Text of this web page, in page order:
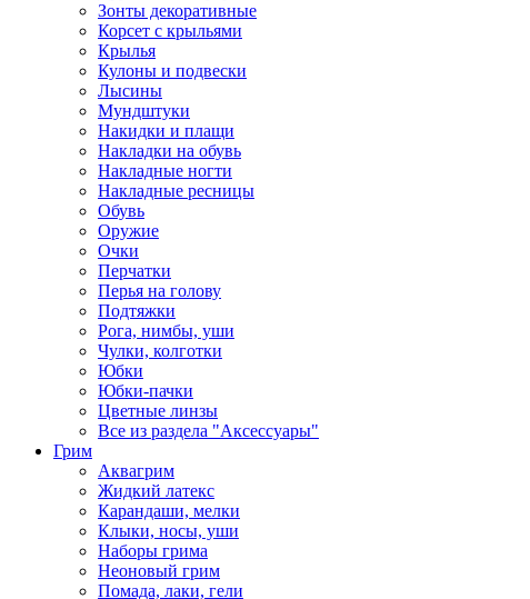
Зонты декоративные
Корсет с крыльями
Крылья
Кулоны и подвески
Лысины
Мундштуки
Накидки и плащи
Накладки на обувь
Накладные ногти
Накладные ресницы
Обувь
Оружие
Очки
Перчатки
Перья на голову
Подтяжки
Рога, нимбы, уши
Чулки, колготки
Юбки
Юбки-пачки
Цветные линзы
Все из раздела "Аксессуары"
Грим
Аквагрим
Жидкий латекс
Карандаши, мелки
Клыки, носы, уши
Наборы грима
Неоновый грим
Помада, лаки, гели